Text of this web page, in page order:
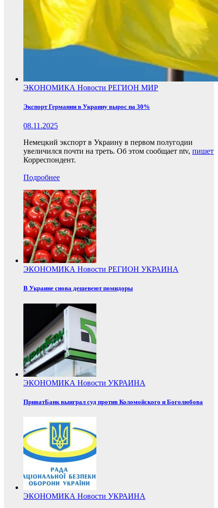
ЭКОНОМИКА Новости РЕГИОН МИР
Экспорт Германии в Украину вырос на 30%
08.11.2025
Немецкий экспорт в Украину в первом полугодии
увеличился почти на треть. Об этом сообщает ntv, пишет
Корреспондент.
Подробнее
ЭКОНОМИКА Новости РЕГИОН УКРАИНА
В Украине снова дешевеют помидоры
ЭКОНОМИКА Новости УКРАИНА
ПриватБанк выиграл суд против Коломойского и Боголюбова
ЭКОНОМИКА Новости УКРАИНА